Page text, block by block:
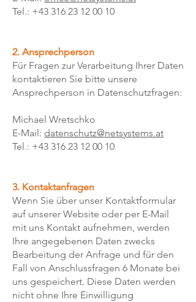
Tel.: +43 316 23 12 00 ​ 10
2. Ansprechperson
Für Fragen zur Verarbeitung Ihrer Daten
kontaktieren Sie bitte unsere
Ansprechperson in Datenschutzfragen:
Michael Wretschko
E-Mail: datenschutz@netsystems.at
Tel.: +43 316 23 12 00 10
​3. Kontaktanfragen
Wenn Sie über unser Kontaktformular
auf unserer Website oder per E-Mail
mit uns Kontakt aufnehmen, werden
Ihre angegebenen Daten zwecks
Bearbeitung der Anfrage und für den
Fall von Anschlussfragen 6 Monate bei
uns gespeichert. Diese Daten werden
nicht ohne Ihre Einwilligung